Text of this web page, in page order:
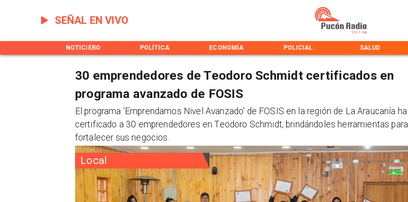
SEÑAL EN VIVO
NOTICIERO POLÍTICA ECONOMÍA POLICIAL SALUD
Local
30 emprendedores de Teodoro Schmidt certificados en
programa avanzado de FOSIS
El programa 'Emprendamos Nivel Avanzado' de FOSIS en la región de La Araucanía ha
certificado a 30 emprendedores en Teodoro Schmidt, brindándoles herramientas para
fortalecer sus negocios.